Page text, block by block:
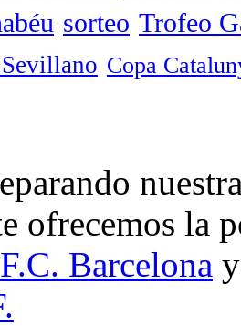
sorteo Trofeo
Copa
ofrecemos la
Barcelona